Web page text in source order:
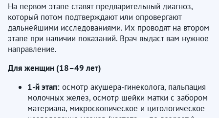
На первом этапе ставят предварительный диагноз,
который потом подтверждают или опровергают
дальнейшими исследованиями. Их проводят на втором
этапе при наличии показаний. Врач выдаст вам нужное
направление.
Для женщин (18–49 лет)
1‑й этап: осмотр акушера‑гинеколога, пальпация
молочных желёз, осмотр шейки матки с забором
материала, микроскопическое и цитологическое